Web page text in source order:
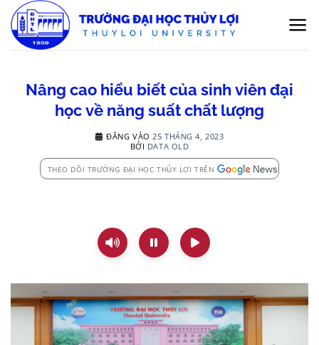
qua
nội
Nâng cao hiểu biết của sinh viên đại
học về năng suất chất lượng
ĐĂNG VÀO 25 THÁNG 4, 2023
BỞI DATA OLD
THEO DÕI TRƯỜNG ĐẠI HỌC THỦY LỢI TRÊN